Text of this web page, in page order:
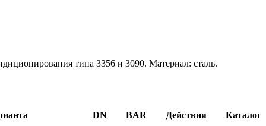
типа 3356 и 3090. Материал: сталь.
DN BAR Действия Каталог